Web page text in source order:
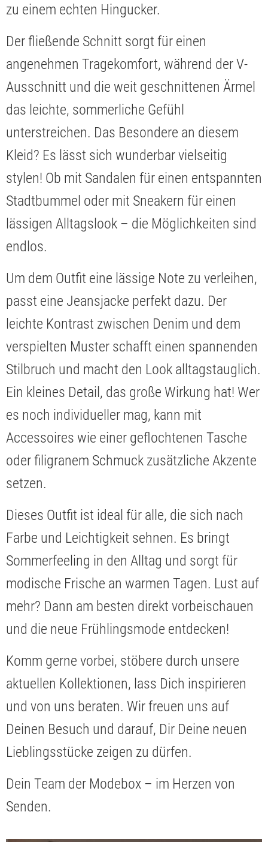
zu einem echten Hingucker.
Der fließende Schnitt sorgt für einen
angenehmen Tragekomfort, während der V-
Ausschnitt und die weit geschnittenen Ärmel
das leichte, sommerliche Gefühl
unterstreichen. Das Besondere an diesem
Kleid? Es lässt sich wunderbar vielseitig
stylen! Ob mit Sandalen für einen entspannten
Stadtbummel oder mit Sneakern für einen
lässigen Alltagslook – die Möglichkeiten sind
endlos.
Um dem Outfit eine lässige Note zu verleihen,
passt eine Jeansjacke perfekt dazu. Der
leichte Kontrast zwischen Denim und dem
verspielten Muster schafft einen spannenden
Stilbruch und macht den Look alltagstauglich.
Ein kleines Detail, das große Wirkung hat! Wer
es noch individueller mag, kann mit
Accessoires wie einer geflochtenen Tasche
oder filigranem Schmuck zusätzliche Akzente
setzen.
Dieses Outfit ist ideal für alle, die sich nach
Farbe und Leichtigkeit sehnen. Es bringt
Sommerfeeling in den Alltag und sorgt für
modische Frische an warmen Tagen. Lust auf
mehr? Dann am besten direkt vorbeischauen
und die neue Frühlingsmode entdecken!
Komm gerne vorbei, stöbere durch unsere
aktuellen Kollektionen, lass Dich inspirieren
und von uns beraten. Wir freuen uns auf
Deinen Besuch und darauf, Dir Deine neuen
Lieblingsstücke zeigen zu dürfen.
Dein Team der Modebox – im Herzen von
Senden.